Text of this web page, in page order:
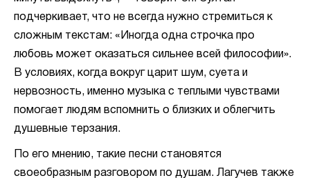
подчеркивает, что не всегда нужно стремиться к
сложным текстам: «Иногда одна строчка про
любовь может оказаться сильнее всей философии».
В условиях, когда вокруг царит шум, суета и
нервозность, именно музыка с теплыми чувствами
помогает людям вспомнить о близких и облегчить
душевные терзания.
По его мнению, такие песни становятся
своеобразным разговором по душам. Лагучев также